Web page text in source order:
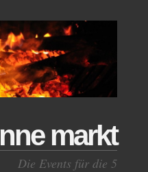
markt
Die Events für die 5